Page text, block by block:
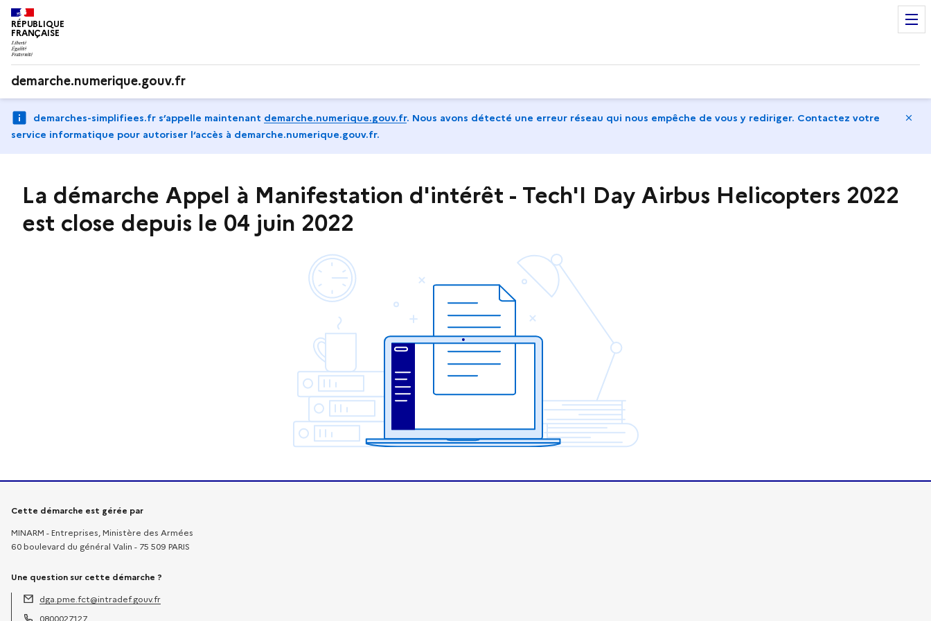
RÉPUBLIQUE
FRANÇAISE
demarche.numerique.gouv.fr
demarches-simplifiees.fr s’appelle maintenant demarche.numerique.gouv.fr. Nous avons détecté une erreur réseau qui nous empêche de vous y rediriger. Contactez votre
service informatique pour autoriser l‘accès à demarche.numerique.gouv.fr.
La démarche Appel à Manifestation d'intérêt - Tech'I Day Airbus Helicopters 2022
est close depuis le 04 juin 2022
Informations sur la démarche
Cette démarche est gérée par
MINARM - Entreprises, Ministère des Armées
60 boulevard du général Valin - 75 509 PARIS
Une question sur cette démarche ?
Adresse électronique :
dga.pme.fct@intradef.gouv.fr
0800027127